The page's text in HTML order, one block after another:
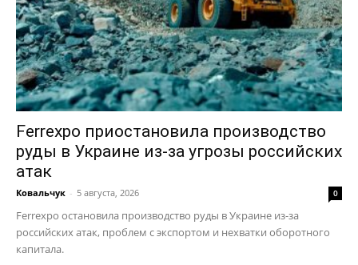
Ferrexpo приостановила производство
руды в Украине из-за угрозы российских
атак
Ковальчук - 5 августа, 2026 0
Ferrexpo остановила производство руды в Украине из-за
российских атак, проблем с экспортом и нехватки оборотного
капитала.